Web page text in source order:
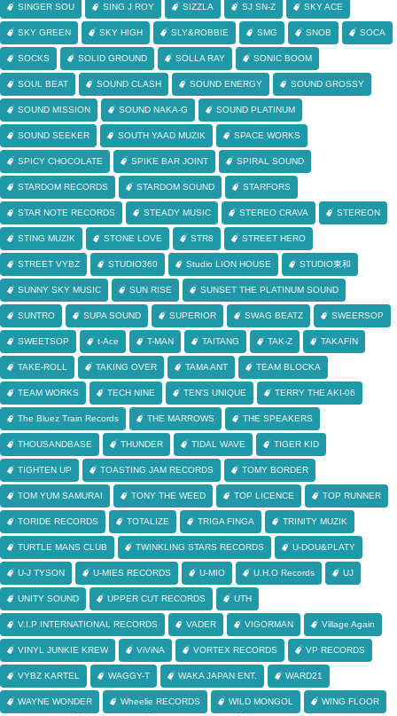
SINGER SOU SING J ROY SIZZLA SJ SN-Z SKY ACE
SKY GREEN SKY HIGH SLY&ROBBIE SMG SNOB SOCA
SOCKS SOLID GROUND SOLLA RAY SONIC BOOM
SOUL BEAT SOUND CLASH SOUND ENERGY SOUND GROSSY
SOUND MISSION SOUND NAKA-G SOUND PLATINUM
SOUND SEEKER SOUTH YAAD MUZIK SPACE WORKS
SPICY CHOCOLATE SPIKE BAR JOINT SPIRAL SOUND
STARDOM RECORDS STARDOM SOUND STARFORS
STAR NOTE RECORDS STEADY MUSIC STEREO CRAVA STEREON
STING MUZIK STONE LOVE STR8 STREET HERO
STREET VYBZ STUDIO360 Studio LION HOUSE STUDIO東和
SUNNY SKY MUSIC SUN RISE SUNSET THE PLATINUM SOUND
SUNTRO SUPA SOUND SUPERIOR SWAG BEATZ SWEERSOP
SWEETSOP t-Ace T-MAN TAITANG TAK-Z TAKAFIN
TAKE-ROLL TAKING OVER TAMA ANT TEAM BLOCKA
TEAM WORKS TECH NINE TEN'S UNIQUE TERRY THE AKI-06
The Bluez Train Records THE MARROWS THE SPEAKERS
THOUSANDBASE THUNDER TIDAL WAVE TIGER KID
TIGHTEN UP TOASTING JAM RECORDS TOMY BORDER
TOM YUM SAMURAI TONY THE WEED TOP LICENCE TOP RUNNER
TORIDE RECORDS TOTALIZE TRIGA FINGA TRINITY MUZIK
TURTLE MANS CLUB TWINKLING STARS RECORDS U-DOU&PLATY
U-J TYSON U-MIES RECORDS U-MIO U.H.O Records UJ
UNITY SOUND UPPER CUT RECORDS UTH
V.I.P INTERNATIONAL RECORDS VADER VIGORMAN Village Again
VINYL JUNKIE KREW ViViNA VORTEX RECORDS VP RECORDS
VYBZ KARTEL WAGGY-T WAKA JAPAN ENT. WARD21
WAYNE WONDER Wheelie RECORDS WILD MONGOL WING FLOOR